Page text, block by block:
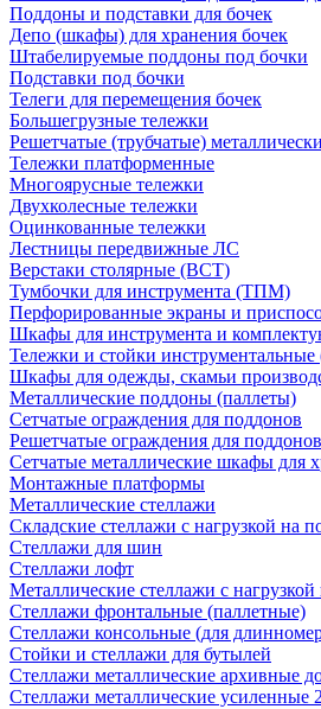
Поддоны и подставки для бочек
Депо (шкафы) для хранения бочек
Штабелируемые поддоны под бочки
Подставки под бочки
Телеги для перемещения бочек
Большегрузные тележки
Решетчатые (трубчатые)
Тележки платформенные
Многоярусные тележки
Двухколесные тележки
Оцинкованные тележки
Лестницы передвижные ЛС
Верстаки столярные (ВСТ)
Тумбочки для инструмента (ТПМ)
Перфорированные экраны и
Шкафы для инструмента и
Тележки и стойки
Шкафы для одежды, скамьи
Металлические поддоны (паллеты)
Сетчатые ограждения для поддонов
Решетчатые ограждения для поддонов
Сетчатые металлические шкафы для
Монтажные платформы
Металлические стеллажи
Складские стеллажи с нагрузкой на
Стеллажи для шин
Стеллажи лофт
Металлические стеллажи с
Стеллажи фронтальные (паллетные)
Стеллажи консольные (для
Стойки и стеллажи для бутылей
Стеллажи металлические архивные
Стеллажи металлические усиленные